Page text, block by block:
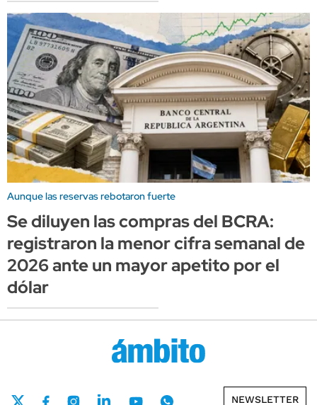
Aunque las reservas rebotaron fuerte
Se diluyen las compras del BCRA:
registraron la menor cifra semanal de
2026 ante un mayor apetito por el
dólar
NEWSLETTER